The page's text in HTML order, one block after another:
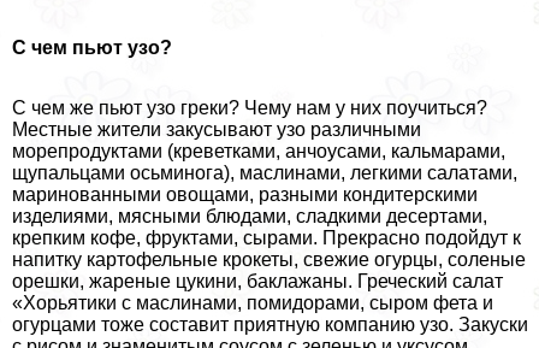
С чем пьют узо?
С чем же пьют узо греки? Чему нам у них поучиться?
Местные жители закусывают узо различными
морепродуктами (креветками, анчоусами, кальмарами,
щупальцами осьминога), маслинами, легкими салатами,
маринованными овощами, разными кондитерскими
изделиями, мясными блюдами, сладкими десертами,
крепким кофе, фруктами, сырами. Прекрасно подойдут к
напитку картофельные крокеты, свежие огурцы, соленые
орешки, жареные цукини, баклажаны. Греческий салат
«Хорьятики с маслинами, помидорами, сыром фета и
огурцами тоже составит приятную компанию узо. Закуски